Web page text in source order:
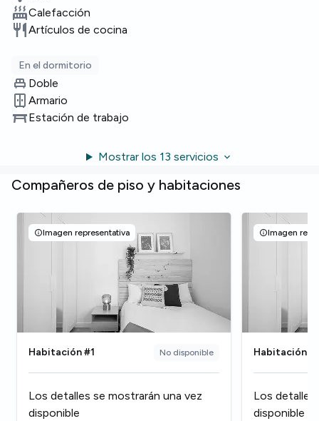
Calefacción
Artículos de cocina
En el dormitorio
Doble
Armario
Estación de trabajo
Mostrar los 13 servicios
Compañeros de piso y habitaciones
Imagen representativa
Habitación #1 No disponible
Los detalles se mostrarán una vez
disponible
Imagen
Habitación
Los detalles
disponible